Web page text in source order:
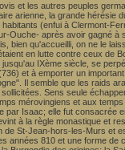
et les autres peuples
arienne, la grande hérésie
(enfui à Clermont-
Ouche- après avoir gagné
qu'accueilli, on ne le
en lutte contre ceux de
IXème siècle, se
et à emporter un
Il semble que les raids
Sens seule
mérovingiens et aux
Isaac; elle fut consacrée
à la règle monastique et
St-Jean-hors-les-Murs et
810 et une forme